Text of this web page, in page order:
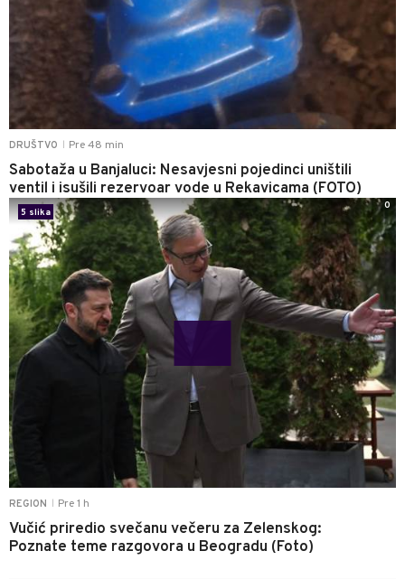
DRUŠTVO Pre 48 min
Sabotaža u Banjaluci: Nesavjesni pojedinci uništili
ventil i isušili rezervoar vode u Rekavicama (FOTO)
REGION Pre 1 h
Vučić priredio svečanu večeru za Zelenskog:
Poznate teme razgovora u Beogradu (Foto)
5 slika
0